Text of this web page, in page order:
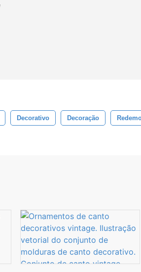
Decorativo Decoração